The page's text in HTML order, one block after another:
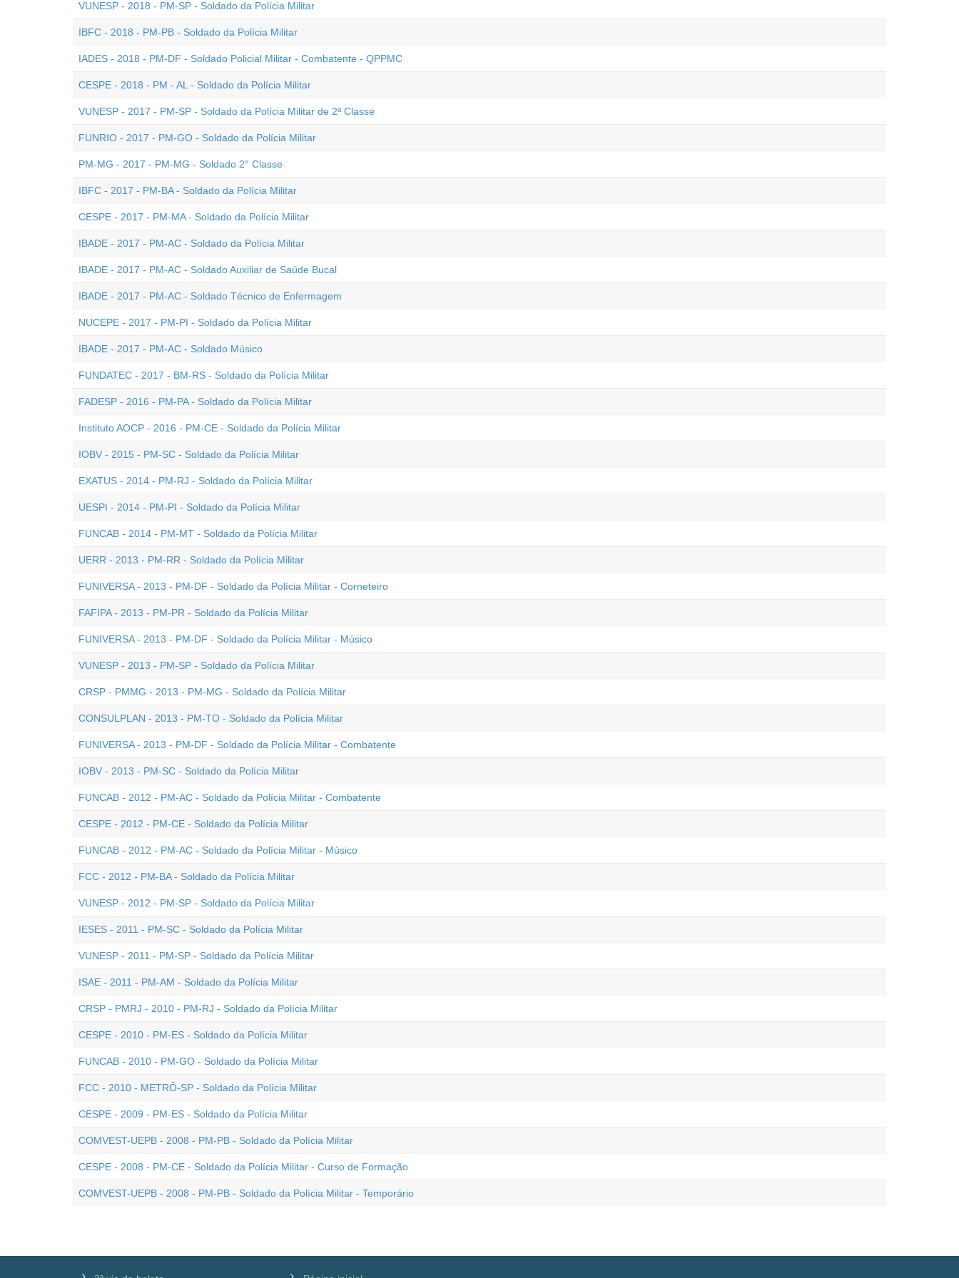
VUNESP - 2018 - PM-SP - Soldado da Polícia Militar
IBFC - 2018 - PM-PB - Soldado da Polícia Militar
IADES - 2018 - PM-DF - Soldado Policial Militar - Combatente - QPPMC
CESPE - 2018 - PM - AL - Soldado da Polícia Militar
VUNESP - 2017 - PM-SP - Soldado da Polícia Militar de 2ª Classe
FUNRIO - 2017 - PM-GO - Soldado da Polícia Militar
PM-MG - 2017 - PM-MG - Soldado 2° Classe
IBFC - 2017 - PM-BA - Soldado da Polícia Militar
CESPE - 2017 - PM-MA - Soldado da Polícia Militar
IBADE - 2017 - PM-AC - Soldado da Polícia Militar
IBADE - 2017 - PM-AC - Soldado Auxiliar de Saúde Bucal
IBADE - 2017 - PM-AC - Soldado Técnico de Enfermagem
NUCEPE - 2017 - PM-PI - Soldado da Polícia Militar
IBADE - 2017 - PM-AC - Soldado Músico
FUNDATEC - 2017 - BM-RS - Soldado da Polícia Militar
FADESP - 2016 - PM-PA - Soldado da Polícia Militar
Instituto AOCP - 2016 - PM-CE - Soldado da Polícia Militar
IOBV - 2015 - PM-SC - Soldado da Polícia Militar
EXATUS - 2014 - PM-RJ - Soldado da Polícia Militar
UESPI - 2014 - PM-PI - Soldado da Polícia Militar
FUNCAB - 2014 - PM-MT - Soldado da Polícia Militar
UERR - 2013 - PM-RR - Soldado da Polícia Militar
FUNIVERSA - 2013 - PM-DF - Soldado da Polícia Militar - Corneteiro
FAFIPA - 2013 - PM-PR - Soldado da Polícia Militar
FUNIVERSA - 2013 - PM-DF - Soldado da Polícia Militar - Músico
VUNESP - 2013 - PM-SP - Soldado da Polícia Militar
CRSP - PMMG - 2013 - PM-MG - Soldado da Polícia Militar
CONSULPLAN - 2013 - PM-TO - Soldado da Polícia Militar
FUNIVERSA - 2013 - PM-DF - Soldado da Polícia Militar - Combatente
IOBV - 2013 - PM-SC - Soldado da Polícia Militar
FUNCAB - 2012 - PM-AC - Soldado da Polícia Militar - Combatente
CESPE - 2012 - PM-CE - Soldado da Polícia Militar
FUNCAB - 2012 - PM-AC - Soldado da Polícia Militar - Músico
FCC - 2012 - PM-BA - Soldado da Polícia Militar
VUNESP - 2012 - PM-SP - Soldado da Polícia Militar
IESES - 2011 - PM-SC - Soldado da Polícia Militar
VUNESP - 2011 - PM-SP - Soldado da Polícia Militar
ISAE - 2011 - PM-AM - Soldado da Polícia Militar
CRSP - PMRJ - 2010 - PM-RJ - Soldado da Polícia Militar
CESPE - 2010 - PM-ES - Soldado da Polícia Militar
FUNCAB - 2010 - PM-GO - Soldado da Polícia Militar
FCC - 2010 - METRÔ-SP - Soldado da Polícia Militar
CESPE - 2009 - PM-ES - Soldado da Polícia Militar
COMVEST-UEPB - 2008 - PM-PB - Soldado da Polícia Militar
CESPE - 2008 - PM-CE - Soldado da Polícia Militar - Curso de Formação
COMVEST-UEPB - 2008 - PM-PB - Soldado da Polícia Militar - Temporário